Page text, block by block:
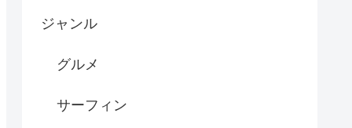
ジャンル
グルメ
サーフィン